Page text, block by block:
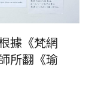
據《梵網
所翻《瑜